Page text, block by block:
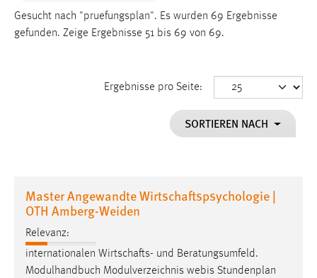
Gesucht nach "pruefungsplan". Es wurden 69 Ergebnisse
gefunden. Zeige Ergebnisse 51 bis 69 von 69.
Ergebnisse pro Seite:
SORTIEREN NACH
Master Angewandte Wirtschaftspsychologie |
OTH Amberg-Weiden
Relevanz:
internationalen Wirtschafts- und Beratungsumfeld.
Modulhandbuch Modulverzeichnis webis Stundenplan
Name:
Dieser Cookie speichert die ausgewählten Einverständnis-
Performance
Name:
staticfilecache
Zweck:
Für performante Seitenauslieferung wird in diesem Cookie